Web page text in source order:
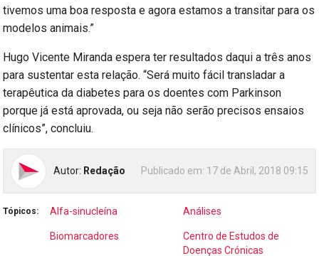
tivemos uma boa resposta e agora estamos a transitar para os
modelos animais.”
Hugo Vicente Miranda espera ter resultados daqui a três anos
para sustentar esta relação. “Será muito fácil transladar a
terapêutica da diabetes para os doentes com Parkinson
porque já está aprovada, ou seja não serão precisos ensaios
clínicos”, concluiu.
Autor: Redação Publicado em: 17 de Abril, 2018 09:15
Tópicos: Alfa-sinucleína Análises
Biomarcadores
Centro de Estudos de
Doenças Crónicas